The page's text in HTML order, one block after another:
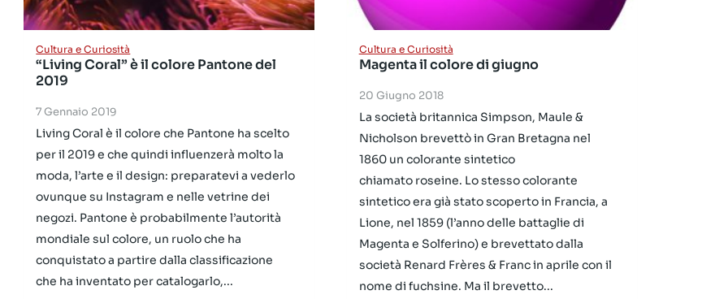
Cultura e Curiosità
“Living Coral” è il colore Pantone del
2019
7 Gennaio 2019
Living Coral è il colore che Pantone ha scelto
per il 2019 e che quindi influenzerà molto la
moda, l’arte e il design: preparatevi a vederlo
ovunque su Instagram e nelle vetrine dei
negozi. Pantone è probabilmente l’autorità
mondiale sul colore, un ruolo che ha
conquistato a partire dalla classificazione
che ha inventato per catalogarlo,...
Cultura e Curiosità
Magenta il colore di giugno
20 Giugno 2018
La società britannica Simpson, Maule &
Nicholson brevettò in Gran Bretagna nel
1860 un colorante sintetico
chiamato roseine. Lo stesso colorante
sintetico era già stato scoperto in Francia, a
Lione, nel 1859 (l’anno delle battaglie di
Magenta e Solferino) e brevettato dalla
società Renard Frères & Franc in aprile con il
nome di fuchsine. Ma il brevetto...